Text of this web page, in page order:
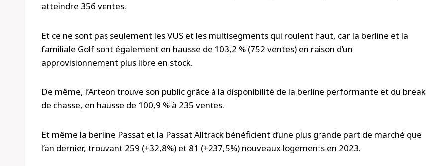
atteindre 356 ventes.
Et ce ne sont pas seulement les VUS et les multisegments qui roulent haut, car la berline et la
familiale Golf sont également en hausse de 103,2 % (752 ventes) en raison d’un
approvisionnement plus libre en stock.
De même, l’Arteon trouve son public grâce à la disponibilité de la berline performante et du break
de chasse, en hausse de 100,9 % à 235 ventes.
Et même la berline Passat et la Passat Alltrack bénéficient d’une plus grande part de marché que
l’an dernier, trouvant 259 (+32,8%) et 81 (+237,5%) nouveaux logements en 2023.